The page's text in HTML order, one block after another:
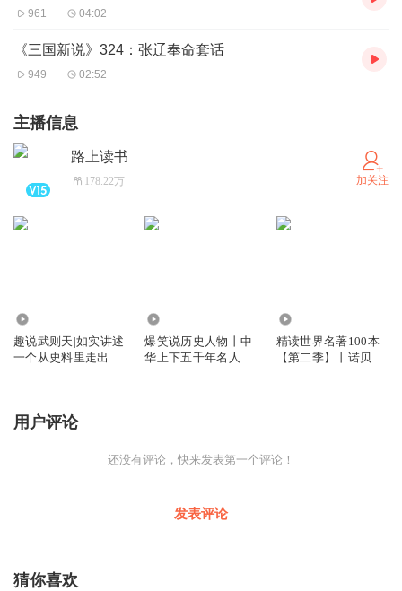
961 04:02
《三国新说》324：张辽奉命套话
949 02:52
主播信息
路上读书
178.22万 加关注
趣说武则天|如实讲述
一个从史料里走出来
爆笑说历史人物丨中
华上下五千年名人秘
精读世界名著100本
【第二季】丨诺贝尔
用户评论
还没有评论，快来发表第一个评论！
发表评论
猜你喜欢